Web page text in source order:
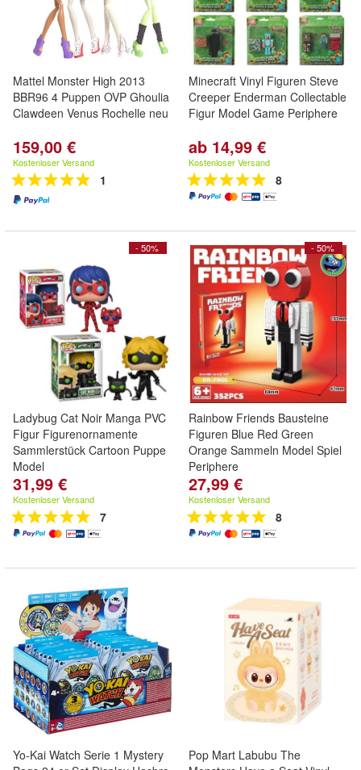
Mattel Monster High 2013
BBR96 4 Puppen OVP Ghoulia
Clawdeen Venus Rochelle neu
159,00 €
Kostenloser Versand
1
Minecraft Vinyl Figuren Steve
Creeper Enderman Collectable
Figur Model Game Periphere
ab 14,99 €
Kostenloser Versand
8
- 50%
Ladybug Cat Noir Manga PVC
Figur Figurenornamente
Sammlerstück Cartoon Puppe
Model
31,99 €
Kostenloser Versand
7
- 50%
Rainbow Friends Bausteine
Figuren Blue Red Green
Orange Sammeln Model Spiel
Periphere
27,99 €
Kostenloser Versand
8
Yo-Kai Watch Serie 1 Mystery
Pop Mart Labubu The